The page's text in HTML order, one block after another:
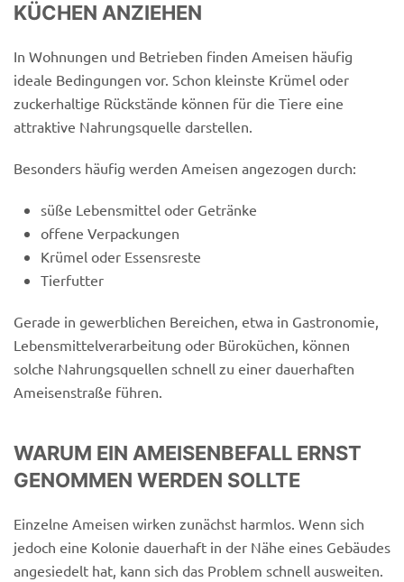
KÜCHEN ANZIEHEN
In Wohnungen und Betrieben finden Ameisen häufig
ideale Bedingungen vor. Schon kleinste Krümel oder
zuckerhaltige Rückstände können für die Tiere eine
attraktive Nahrungsquelle darstellen.
Besonders häufig werden Ameisen angezogen durch:
süße Lebensmittel oder Getränke
offene Verpackungen
Krümel oder Essensreste
Tierfutter
Gerade in gewerblichen Bereichen, etwa in Gastronomie,
Lebensmittelverarbeitung oder Büroküchen, können
solche Nahrungsquellen schnell zu einer dauerhaften
Ameisenstraße führen.
WARUM EIN AMEISENBEFALL ERNST
GENOMMEN WERDEN SOLLTE
Einzelne Ameisen wirken zunächst harmlos. Wenn sich
jedoch eine Kolonie dauerhaft in der Nähe eines Gebäudes
angesiedelt hat, kann sich das Problem schnell ausweiten.